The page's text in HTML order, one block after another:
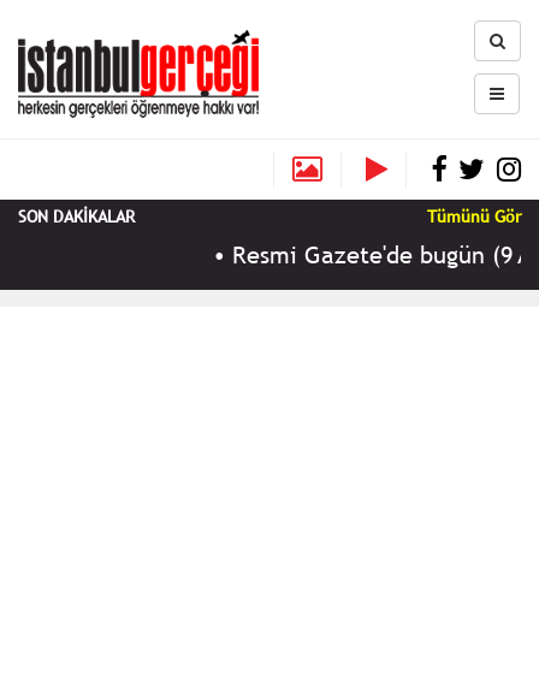
SON DAKİKALAR Tümünü Gör
Resmi Gazete'de bugün (9